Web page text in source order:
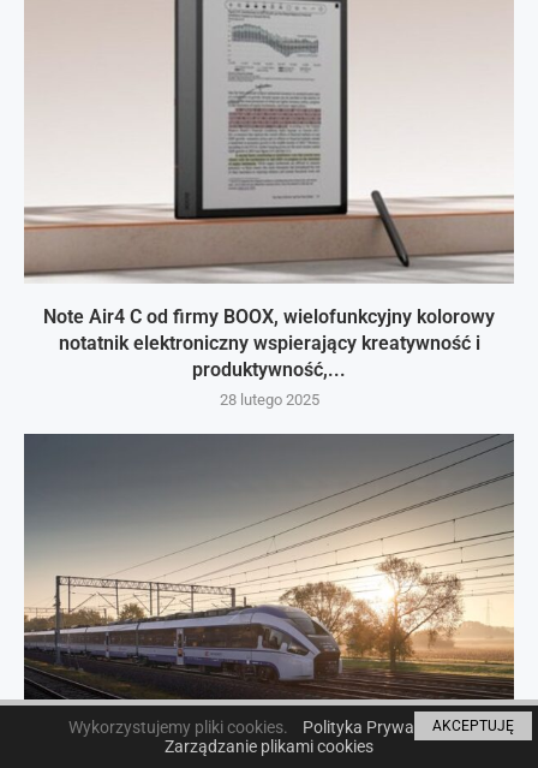
Note Air4 C od firmy BOOX, wielofunkcyjny kolorowy
notatnik elektroniczny wspierający kreatywność i
produktywność,...
28 lutego 2025
Wykorzystujemy pliki cookies.
Polityka Prywatności
Zarządzanie plikami cookies
AKCEPTUJĘ